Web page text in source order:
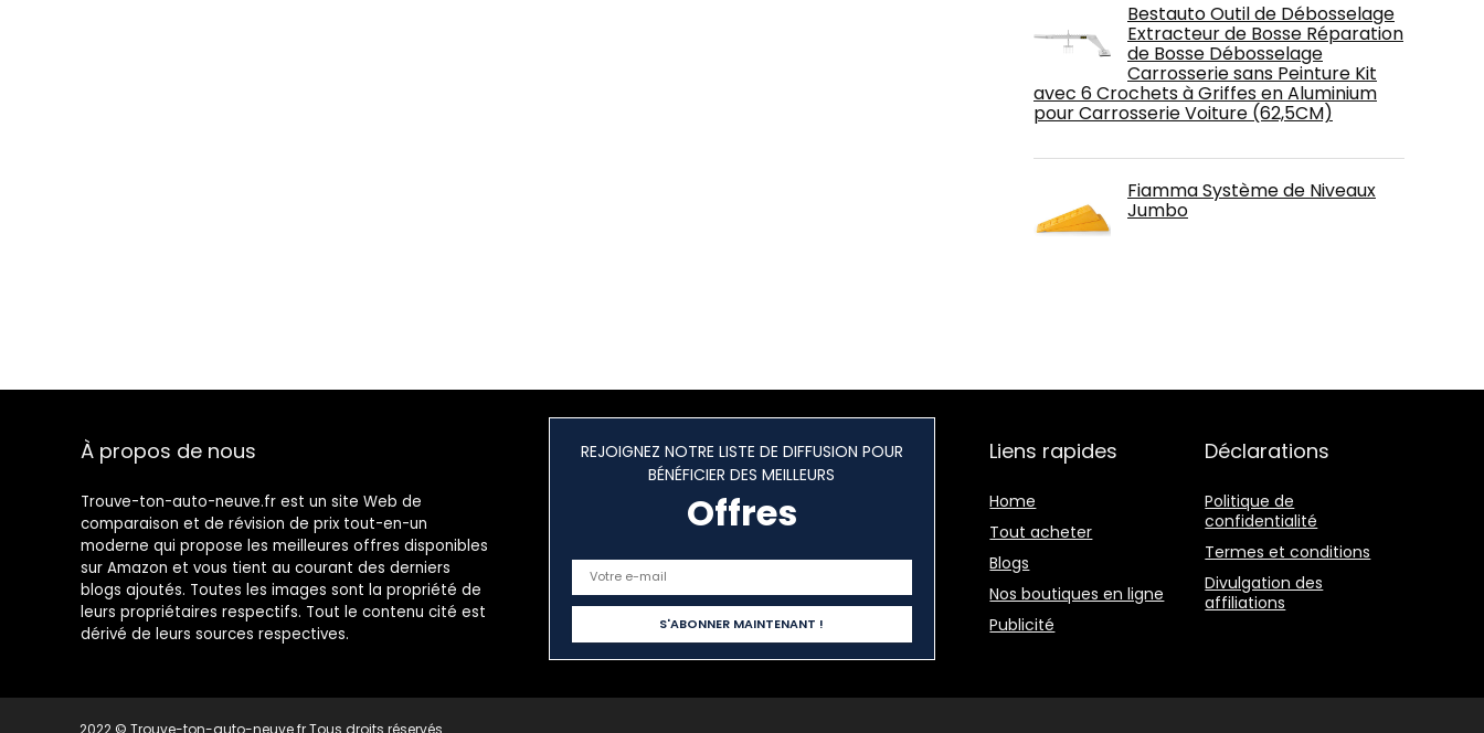
Bestauto Outil de Débosselage
Extracteur de Bosse Réparation
de Bosse Débosselage
Carrosserie sans Peinture Kit
avec 6 Crochets à Griffes en Aluminium
pour Carrosserie Voiture (62,5CM)
Fiamma Système de Niveaux
Jumbo
À propos de nous
Trouve-ton-auto-neuve.fr est un site Web de
comparaison et de révision de prix tout-en-un
moderne qui propose les meilleures offres disponibles
sur Amazon et vous tient au courant des derniers
blogs ajoutés. Toutes les images sont la propriété de
leurs propriétaires respectifs. Tout le contenu cité est
dérivé de leurs sources respectives.
REJOIGNEZ NOTRE LISTE DE DIFFUSION POUR
BÉNÉFICIER DES MEILLEURS
Offres
Liens rapides
Home
Tout acheter
Blogs
Nos boutiques en ligne
Publicité
Déclarations
Politique de
confidentialité
Termes et conditions
Divulgation des
affiliations
2022 © Trouve-ton-auto-neuve.fr Tous droits réservés